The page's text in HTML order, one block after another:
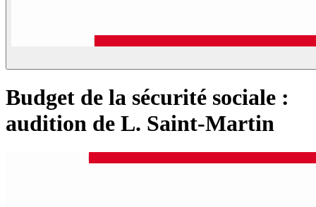
Budget de la sécurité sociale :
audition de L. Saint-Martin